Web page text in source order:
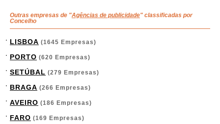
Outras empresas de "Agências de publicidade" classificadas por
Concelho
LISBOA (1645 Empresas)
PORTO (620 Empresas)
SETÚBAL (279 Empresas)
BRAGA (266 Empresas)
AVEIRO (186 Empresas)
FARO (169 Empresas)